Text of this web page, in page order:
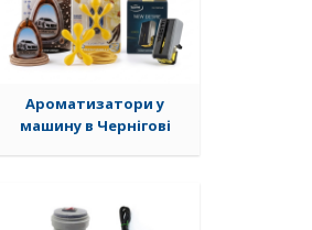
Ароматизатори у
машину в Чернігові